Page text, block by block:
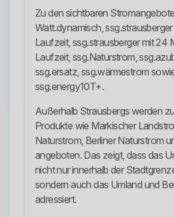
Zu den sichtbaren
Watt.dynamisch,
Laufzeit, ssg.strausberger mit 24
Laufzeit, ssg.Naturstrom,
ssg.ersatz, ssg.wärmestrom
ssg.energy10T+.
Außerhalb Strausbergs werden
Produkte wie Märkischer
Naturstrom, Berliner Naturstrom
angeboten. Das zeigt, dass das
nicht nur innerhalb der
sondern auch das Umland und
adressiert.